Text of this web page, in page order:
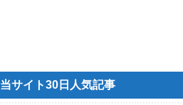
当サイト30日人気記事